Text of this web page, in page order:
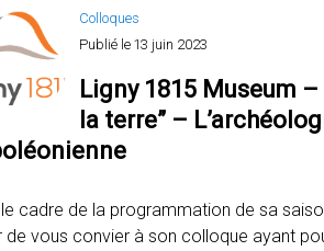
Colloques
Publié le 13 juin 2023
Ligny 1815 Museum
la terre” –
le cadre de la programmation de sa
de vous convier à son colloque ayant